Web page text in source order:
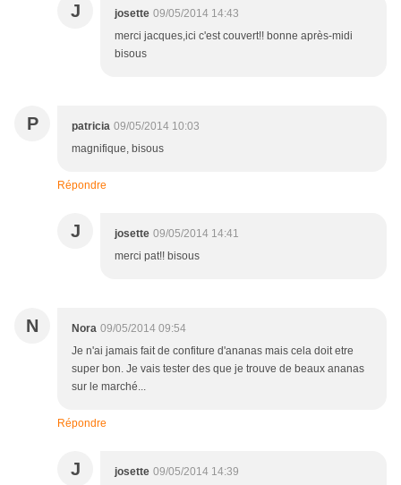
J josette 09/05/2014 14:43
merci jacques,ici c'est couvert!! bonne après-midi
bisous
P patricia 09/05/2014 10:03
magnifique, bisous
Répondre
J josette 09/05/2014 14:41
merci pat!! bisous
N Nora 09/05/2014 09:54
Je n'ai jamais fait de confiture d'ananas mais cela doit etre
super bon. Je vais tester des que je trouve de beaux ananas
sur le marché...
Répondre
J josette 09/05/2014 14:39